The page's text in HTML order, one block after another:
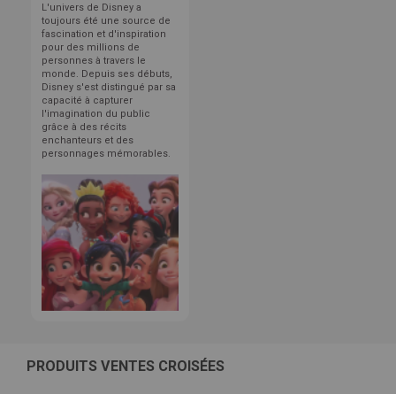
L'univers de Disney a
toujours été une source de
fascination et d'inspiration
pour des millions de
personnes à travers le
monde. Depuis ses débuts,
Disney s'est distingué par sa
capacité à capturer
l'imagination du public
grâce à des récits
enchanteurs et des
personnages mémorables.
PRODUITS VENTES CROISÉES